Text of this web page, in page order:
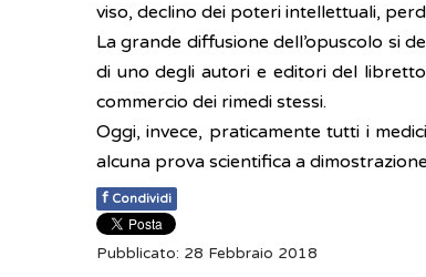
viso, declino dei poteri intellettuali,
La grande diffusione dell’opuscolo si
di uno degli autori e editori del
commercio dei rimedi stessi.
Oggi, invece, praticamente tutti i
alcuna prova scientifica a
f Condividi
Pubblicato: 28 Febbraio 2018